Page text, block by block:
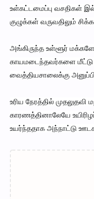
உள்கட்டமைப்பு வசதிகள்
குழுக்கள் வருவதிலும்
அங்கிருந்த உள்ளூர்
காயமடைந்தவர்களை மீட்டு
வைத்தியசாலைக்கு
உரிய நேரத்தில்
காரணத்தினாலேயே
உயர்ந்ததாக அந்நாட்டு